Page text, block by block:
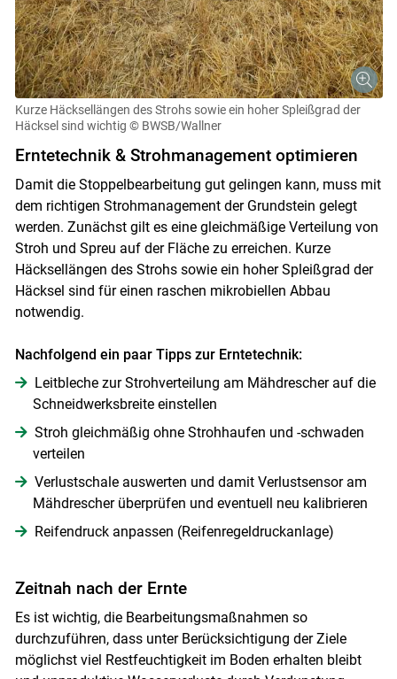
Skip to main content
Kurze Häcksellängen des Strohs sowie ein hoher Spleißgrad der
Häcksel sind wichtig © BWSB/Wallner
Erntetechnik & Strohmanagement optimieren
Damit die Stoppelbearbeitung gut gelingen kann, muss mit
dem richtigen Strohmanagement der Grundstein gelegt
werden. Zunächst gilt es eine gleichmäßige Verteilung von
Stroh und Spreu auf der Fläche zu erreichen. Kurze
Häcksellängen des Strohs sowie ein hoher Spleißgrad der
Häcksel sind für einen raschen mikrobiellen Abbau
notwendig.
Nachfolgend ein paar Tipps zur Erntetechnik:
Leitbleche zur Strohverteilung am Mähdrescher auf die
Schneidwerksbreite einstellen
Stroh gleichmäßig ohne Strohhaufen und -schwaden
verteilen
Verlustschale auswerten und damit Verlustsensor am
Mähdrescher überprüfen und eventuell neu kalibrieren
Reifendruck anpassen (Reifenregeldruckanlage)
Zeitnah nach der Ernte
Es ist wichtig, die Bearbeitungsmaßnahmen so
durchzuführen, dass unter Berücksichtigung der Ziele
möglichst viel Restfeuchtigkeit im Boden erhalten bleibt